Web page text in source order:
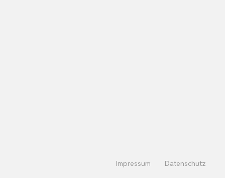
Impressum Datenschutz